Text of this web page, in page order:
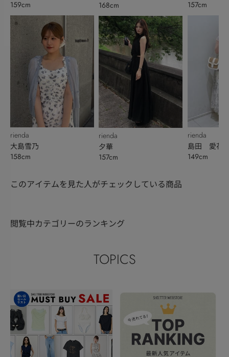
159cm
rienda
大島雪乃
158cm
168cm
rienda
夕華
157cm
157cm
rienda
島田 愛花
149cm
このアイテムを見た人がチェックしている商品
閲覧中カテゴリーのランキング
TOPICS